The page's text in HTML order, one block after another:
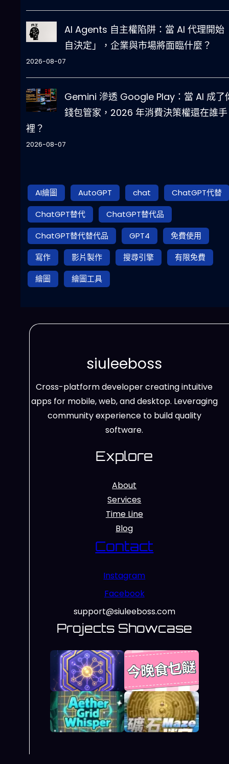
AI Agents 自主權陷阱：當 AI 代理開始
自決定」，企業與市場將面臨什麼？
2026-08-07
Gemini 滲透 Google Play：當 AI 成了
錢包管家，2026 年消費決策權還在誰手
裡？
2026-08-07
AI繪圖 AutoGPT chat
ChatGPT代替
ChatGPT替代
ChatGPT替代品
ChatGPT替代替代品
GPT4
免費使用
寫作
影片製作 搜尋引擎
有限免費
繪圖
繪圖工具
siuleeboss
Cross-platform developer creating intuitive
apps for mobile, web, and desktop. Leveraging
community experience to build quality
software.
Explore
About
Services
Time Line
Blog
Contact
Instagram
Facebook
support@siuleeboss.com
Projects Showcase